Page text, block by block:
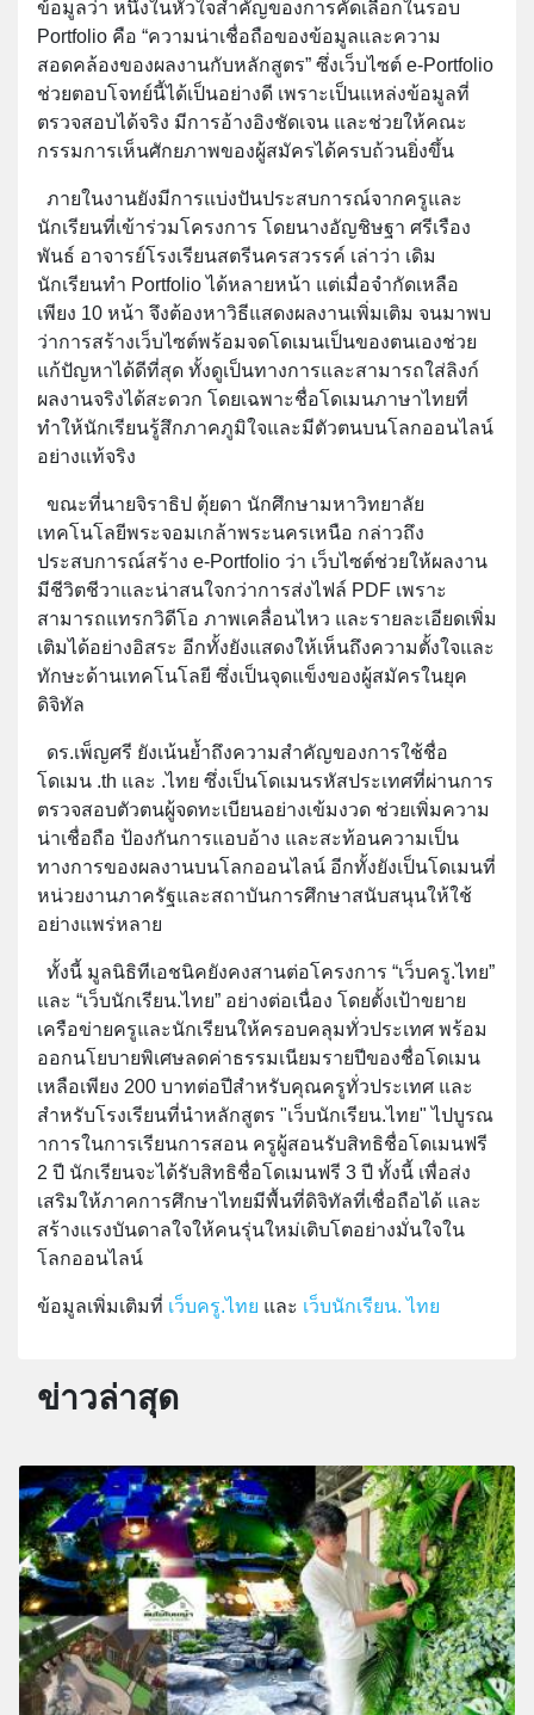
ข้อมูลว่า หนึ่งในหัวใจสำคัญของการคัดเลือกในรอบ
Portfolio คือ “ความน่าเชื่อถือของข้อมูลและความ
สอดคล้องของผลงานกับหลักสูตร” ซึ่งเว็บไซต์ e-Portfolio
ช่วยตอบโจทย์นี้ได้เป็นอย่างดี เพราะเป็นแหล่งข้อมูลที่
ตรวจสอบได้จริง มีการอ้างอิงชัดเจน และช่วยให้คณะ
กรรมการเห็นศักยภาพของผู้สมัครได้ครบถ้วนยิ่งขึ้น
ภายในงานยังมีการแบ่งปันประสบการณ์จากครูและ
นักเรียนที่เข้าร่วมโครงการ โดยนางอัญชิษฐา ศรีเรือง
พันธ์ อาจารย์โรงเรียนสตรีนครสวรรค์ เล่าว่า เดิม
นักเรียนทำ Portfolio ได้หลายหน้า แต่เมื่อจำกัดเหลือ
เพียง 10 หน้า จึงต้องหาวิธีแสดงผลงานเพิ่มเติม จนมาพบ
ว่าการสร้างเว็บไซต์พร้อมจดโดเมนเป็นของตนเองช่วย
แก้ปัญหาได้ดีที่สุด ทั้งดูเป็นทางการและสามารถใส่ลิงก์
ผลงานจริงได้สะดวก โดยเฉพาะชื่อโดเมนภาษาไทยที่
ทำให้นักเรียนรู้สึกภาคภูมิใจและมีตัวตนบนโลกออนไลน์
อย่างแท้จริง
ขณะที่นายจิราธิป ตุ้ยดา นักศึกษามหาวิทยาลัย
เทคโนโลยีพระจอมเกล้าพระนครเหนือ กล่าวถึง
ประสบการณ์สร้าง e-Portfolio ว่า เว็บไซต์ช่วยให้ผลงาน
มีชีวิตชีวาและน่าสนใจกว่าการส่งไฟล์ PDF เพราะ
สามารถแทรกวิดีโอ ภาพเคลื่อนไหว และรายละเอียดเพิ่ม
เติมได้อย่างอิสระ อีกทั้งยังแสดงให้เห็นถึงความตั้งใจและ
ทักษะด้านเทคโนโลยี ซึ่งเป็นจุดแข็งของผู้สมัครในยุค
ดิจิทัล
ดร.เพ็ญศรี ยังเน้นย้ำถึงความสำคัญของการใช้ชื่อ
โดเมน .th และ .ไทย ซึ่งเป็นโดเมนรหัสประเทศที่ผ่านการ
ตรวจสอบตัวตนผู้จดทะเบียนอย่างเข้มงวด ช่วยเพิ่มความ
น่าเชื่อถือ ป้องกันการแอบอ้าง และสะท้อนความเป็น
ทางการของผลงานบนโลกออนไลน์ อีกทั้งยังเป็นโดเมนที่
หน่วยงานภาครัฐและสถาบันการศึกษาสนับสนุนให้ใช้
อย่างแพร่หลาย
ทั้งนี้ มูลนิธิทีเอชนิคยังคงสานต่อโครงการ “เว็บครู.ไทย”
และ “เว็บนักเรียน.ไทย” อย่างต่อเนื่อง โดยตั้งเป้าขยาย
เครือข่ายครูและนักเรียนให้ครอบคลุมทั่วประเทศ พร้อม
ออกนโยบายพิเศษลดค่าธรรมเนียมรายปีของชื่อโดเมน
เหลือเพียง 200 บาทต่อปีสำหรับคุณครูทั่วประเทศ และ
สำหรับโรงเรียนที่นำหลักสูตร "เว็บนักเรียน.ไทย" ไปบูรณ
าการในการเรียนการสอน ครูผู้สอนรับสิทธิชื่อโดเมนฟรี
2 ปี นักเรียนจะได้รับสิทธิชื่อโดเมนฟรี 3 ปี ทั้งนี้ เพื่อส่ง
เสริมให้ภาคการศึกษาไทยมีพื้นที่ดิจิทัลที่เชื่อถือได้ และ
สร้างแรงบันดาลใจให้คนรุ่นใหม่เติบโตอย่างมั่นใจใน
โลกออนไลน์
ข้อมูลเพิ่มเติมที่ เว็บครู.ไทย และ เว็บนักเรียน. ไทย
ข่าวล่าสุด